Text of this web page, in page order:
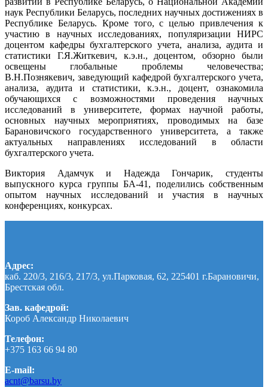
наук Республики Беларусь, последних научных достижениях в
Республике Беларусь. Кроме того, с целью привлечения к
участию в научных исследованиях, популяризации НИРС
доцентом кафедры бухгалтерского учета, анализа, аудита и
статистики Г.Я.Житкевич, к.э.н., доцентом, обзорно были
освещены глобальные проблемы человечества;
В.Н.Познякевич, заведующий кафедрой бухгалтерского учета,
анализа, аудита и статистики, к.э.н., доцент, ознакомила
обучающихся с возможностями проведения научных
исследований в университете, формах научной работы,
основных научных мероприятиях, проводимых на базе
Барановичского государственного университета, а также
актуальных направлениях исследований в области
бухгалтерского учета.
Виктория Адамчук и Надежда Гончарик, студенты
выпускного курса группы БА-41, поделились собственным
опытом научных исследований и участия в научных
конференциях, конкурсах.
Адрес:
каб. 220/3, 216/3, 217/3, ул.Парковая, 62, 225401 г.Барановичи,
Брестская обл.
Зав. кафедрой:
Короб Александр Николаевич
Телефон:
+375 163 66 94 80
E-mail:
acnt@barsu.by